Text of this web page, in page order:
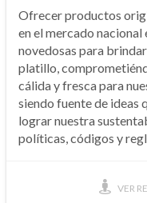
Ofrecer productos
en el mercado
novedosas para
platillo,
cálida y fresca para
siendo fuente de ideas
lograr nuestra
políticas, códigos y
VER